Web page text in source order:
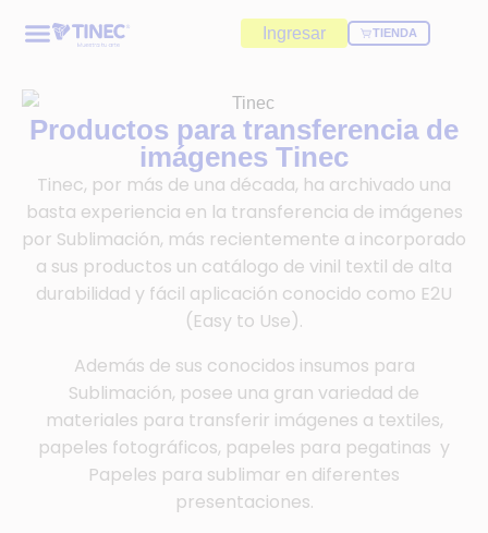
Ingresar TIENDA
Productos para transferencia de
imágenes Tinec
Tinec, por más de una década, ha archivado una
basta experiencia en la transferencia de imágenes
por Sublimación, más recientemente a incorporado
a sus productos un catálogo de vinil textil de alta
durabilidad y fácil aplicación conocido como E2U
(Easy to Use).
Además de sus conocidos insumos para
Sublimación, posee una gran variedad de
materiales para transferir imágenes a textiles,
papeles fotográficos, papeles para pegatinas y
Papeles para sublimar en diferentes
presentaciones.